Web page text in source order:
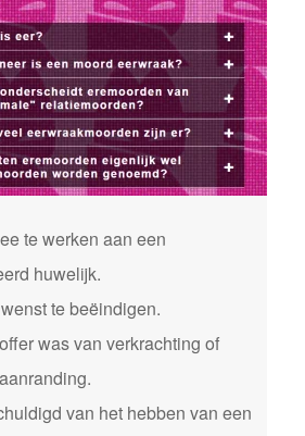
te werken aan een
huwelijk.
te beëindigen.
was van verkrachting of
van het hebben van een